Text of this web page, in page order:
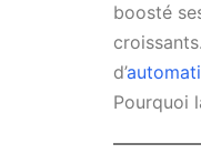
boosté
d’
Pourquoi